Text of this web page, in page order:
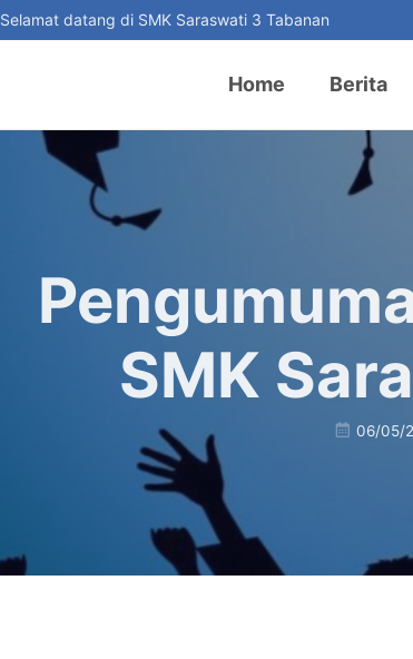
Selamat datang di SMK Saraswati 3 Tabanan
Home Berita
SMK
06/05/